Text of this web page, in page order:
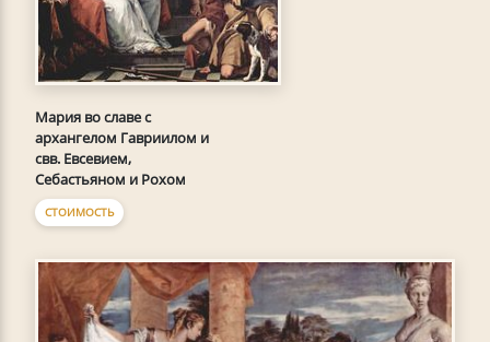
Мария во славе с
архангелом Гавриилом и
свв. Евсевием,
Себастьяном и Рохом
СТОИМОСТЬ